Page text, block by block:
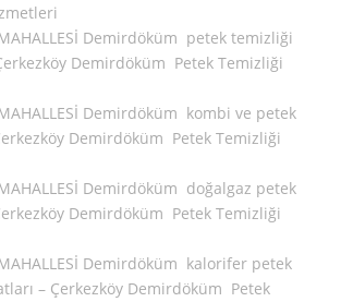
Demirdöküm petek temizliği
Demirdöküm Petek Temizliği
Demirdöküm kombi ve petek
Demirdöküm Petek Temizliği
Demirdöküm doğalgaz petek
Demirdöküm Petek Temizliği
Demirdöküm kalorifer petek
– Çerkezköy Demirdöküm Petek